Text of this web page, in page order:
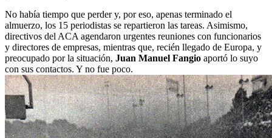
No había tiempo que perder y, por eso, apenas terminado el
almuerzo, los 15 periodistas se repartieron las tareas. Asimismo,
directivos del ACA agendaron urgentes reuniones con funcionarios
y directores de empresas, mientras que, recién llegado de Europa, y
preocupado por la situación, Juan Manuel Fangio aportó lo suyo
con sus contactos. Y no fue poco.